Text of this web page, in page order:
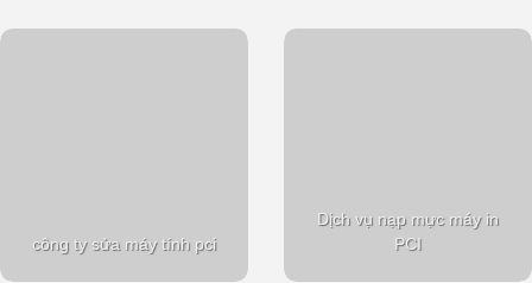
công ty sửa máy tính pci
Dịch vụ nạp mực máy in
PCI